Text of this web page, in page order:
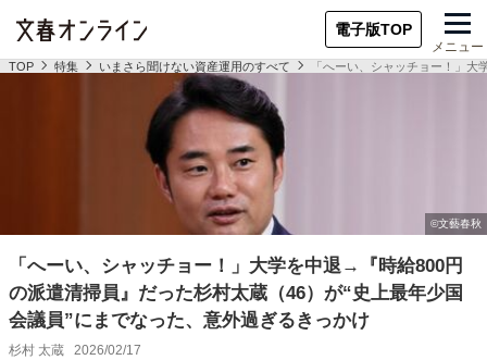
電子版TOP
メニュー
TOP 特集 いまさら聞けない資産運用のすべて 「へーい、シャッチョー！」
「へーい、シャッチョー！」大学を中退→『時給800円
の派遣清掃員』だった杉村太蔵（46）が“史上最年少国
会議員”にまでなった、意外過ぎるきっかけ
杉村 太蔵 2026/02/17